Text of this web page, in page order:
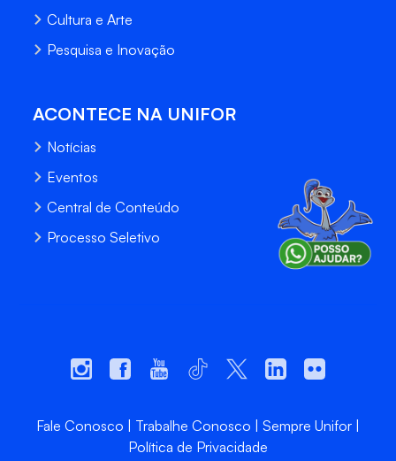
Cultura e Arte
Pesquisa e Inovação
ACONTECE NA UNIFOR
Notícias
Eventos
Central de Conteúdo
Processo Seletivo
Fale Conosco Trabalhe Conosco
Sempre Unifor
Política de Privacidade